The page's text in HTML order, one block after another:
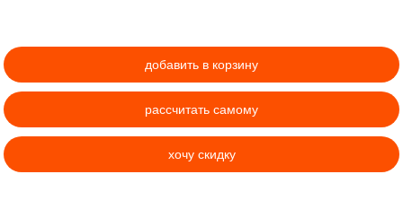
добавить в корзину
рассчитать самому
хочу скидку